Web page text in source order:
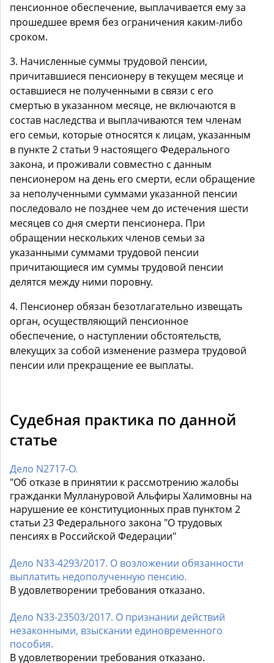
пенсионное обеспечение, выплачивается ему за
прошедшее время без ограничения каким-либо
сроком.
3. Начисленные суммы трудовой пенсии,
причитавшиеся пенсионеру в текущем месяце и
оставшиеся не полученными в связи с его
смертью в указанном месяце, не включаются в
состав наследства и выплачиваются тем членам
его семьи, которые относятся к лицам, указанным
в пункте 2 статьи 9 настоящего Федерального
закона, и проживали совместно с данным
пенсионером на день его смерти, если обращение
за неполученными суммами указанной пенсии
последовало не позднее чем до истечения шести
месяцев со дня смерти пенсионера. При
обращении нескольких членов семьи за
указанными суммами трудовой пенсии
причитающиеся им суммы трудовой пенсии
делятся между ними поровну.
4. Пенсионер обязан безотлагательно извещать
орган, осуществляющий пенсионное
обеспечение, о наступлении обстоятельств,
влекущих за собой изменение размера трудовой
пенсии или прекращение ее выплаты.
Судебная практика по данной
статье
Дело N2717-О.
"Об отказе в принятии к рассмотрению жалобы
гражданки Муллануровой Альфиры Халимовны на
нарушение ее конституционных прав пунктом 2
статьи 23 Федерального закона "О трудовых
пенсиях в Российской Федерации"
Дело N33-4293/2017. О возложении обязанности
выплатить недополученную пенсию.
В удовлетворении требования отказано.
Дело N33-23503/2017. О признании действий
незаконными, взыскании единовременного
пособия.
В удовлетворении требования отказано.